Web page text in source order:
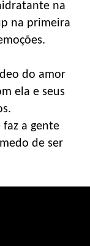
na
na primeira
do amor
ela e seus
a gente
de ser